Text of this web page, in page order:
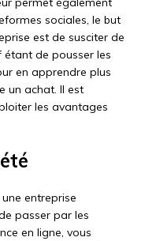
sociales, le but
est de susciter de
étant de pousser les
en apprendre plus
un achat. Il est
les avantages
entreprise
passer par les
en ligne, vous